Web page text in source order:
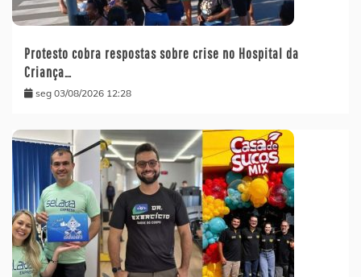
Protesto cobra respostas sobre crise no Hospital da
Criança…
seg 03/08/2026 12:28